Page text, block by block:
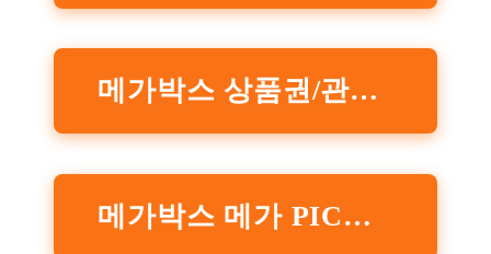
메가박스 상품권/관람권 할인 정
메가박스 메가 PICK 이벤트 정보